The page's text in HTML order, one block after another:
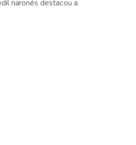
naronés destacou a